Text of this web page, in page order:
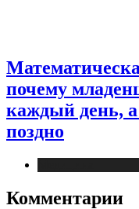
почему
каждый день, а
поздно
Комментарии